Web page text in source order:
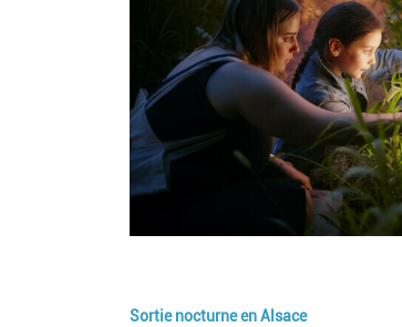
Sortie nocturne en Alsace